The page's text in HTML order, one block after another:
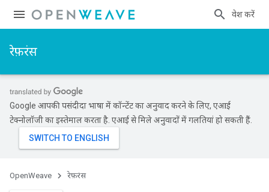
प्रवेश करें
रेफ़रंस
Google आपकी पसंदीदा भाषा में कॉन्टेंट का अनुवाद करने के लिए, एआई
टेक्नोलॉजी का इस्तेमाल करता है. एआई से मिले अनुवादों में गलतियां हो सकती हैं.
OpenWeave रेफ़रंस